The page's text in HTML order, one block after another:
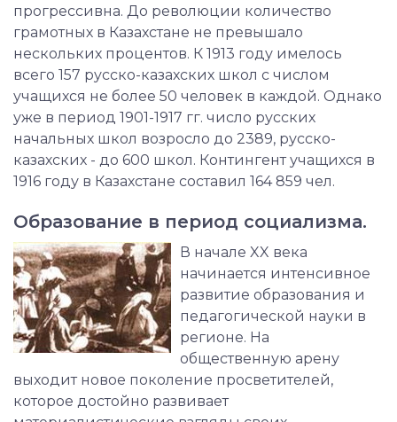
прогрессивна. До революции количество
грамотных в Казахстане не превышало
нескольких процентов. К 1913 году имелось
всего 157 русско-казахских школ с числом
учащихся не более 50 человек в каждой. Однако
уже в период 1901-1917 гг. число русских
начальных школ возросло до 2389, русско-
казахских - до 600 школ. Контингент учащихся в
1916 году в Казахстане составил 164 859 чел.
Образование в период социализма.
В начале XX века
начинается интенсивное
развитие образования и
педагогической науки в
регионе. На
общественную арену
выходит новое поколение просветителей,
которое достойно развивает